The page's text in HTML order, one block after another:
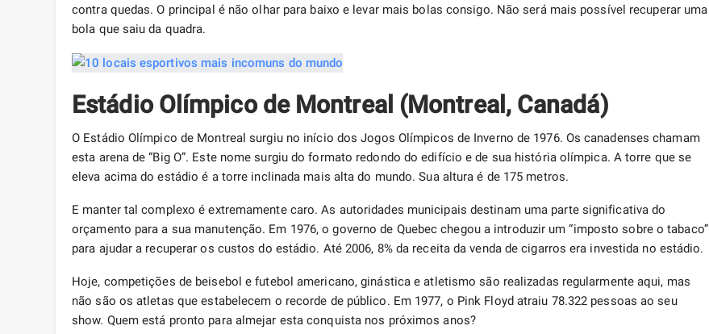
contra quedas. O principal é não olhar para baixo e levar mais bolas consigo. Não será mais possível recuperar uma
bola que saiu da quadra.
Estádio Olímpico de Montreal (Montreal, Canadá)
O Estádio Olímpico de Montreal surgiu no início dos Jogos Olímpicos de Inverno de 1976. Os canadenses chamam
esta arena de “Big O”. Este nome surgiu do formato redondo do edifício e de sua história olímpica. A torre que se
eleva acima do estádio é a torre inclinada mais alta do mundo. Sua altura é de 175 metros.
E manter tal complexo é extremamente caro. As autoridades municipais destinam uma parte significativa do
orçamento para a sua manutenção. Em 1976, o governo de Quebec chegou a introduzir um “imposto sobre o tabaco”
para ajudar a recuperar os custos do estádio. Até 2006, 8% da receita da venda de cigarros era investida no estádio.
Hoje, competições de beisebol e futebol americano, ginástica e atletismo são realizadas regularmente aqui, mas
não são os atletas que estabelecem o recorde de público. Em 1977, o Pink Floyd atraiu 78.322 pessoas ao seu
show. Quem está pronto para almejar esta conquista nos próximos anos?